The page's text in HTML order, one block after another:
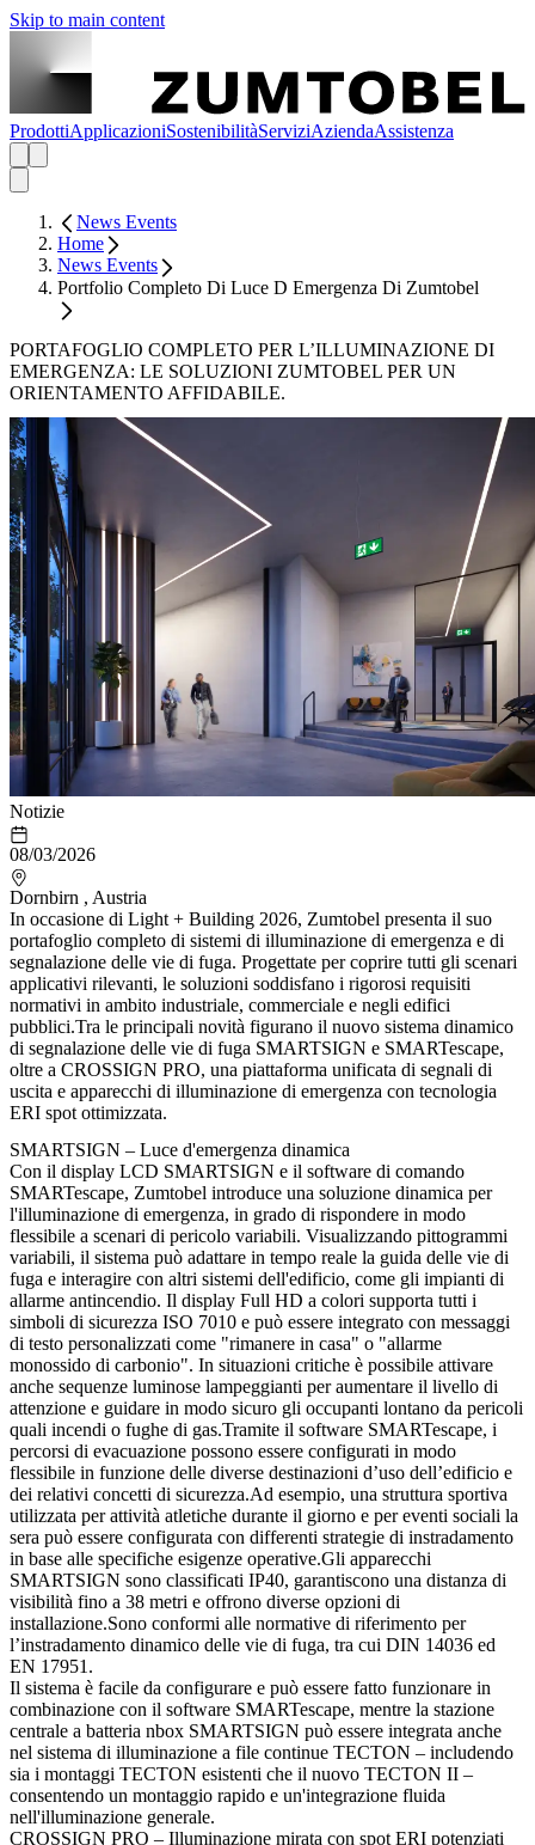
Skip to main content
ProdottiApplicazioniSostenibilitàServiziAziendaAssistenza
News Events
Home
News Events
Portfolio Completo Di Luce D Emergenza Di Zumtobel
PORTAFOGLIO COMPLETO PER L’ILLUMINAZIONE DI
EMERGENZA: LE SOLUZIONI ZUMTOBEL PER UN
ORIENTAMENTO AFFIDABILE.
Notizie
08/03/2026
Dornbirn , Austria
In occasione di Light + Building 2026, Zumtobel presenta il suo
portafoglio completo di sistemi di illuminazione di emergenza e di
segnalazione delle vie di fuga. Progettate per coprire tutti gli scenari
applicativi rilevanti, le soluzioni soddisfano i rigorosi requisiti
normativi in ambito industriale, commerciale e negli edifici
pubblici.Tra le principali novità figurano il nuovo sistema dinamico
di segnalazione delle vie di fuga SMARTSIGN e SMARTescape,
oltre a CROSSIGN PRO, una piattaforma unificata di segnali di
uscita e apparecchi di illuminazione di emergenza con tecnologia
ERI spot ottimizzata.
SMARTSIGN – Luce d'emergenza dinamica
Con il display LCD SMARTSIGN e il software di comando
SMARTescape, Zumtobel introduce una soluzione dinamica per
l'illuminazione di emergenza, in grado di rispondere in modo
flessibile a scenari di pericolo variabili. Visualizzando pittogrammi
variabili, il sistema può adattare in tempo reale la guida delle vie di
fuga e interagire con altri sistemi dell'edificio, come gli impianti di
allarme antincendio. Il display Full HD a colori supporta tutti i
simboli di sicurezza ISO 7010 e può essere integrato con messaggi
di testo personalizzati come "rimanere in casa" o "allarme
monossido di carbonio". In situazioni critiche è possibile attivare
anche sequenze luminose lampeggianti per aumentare il livello di
attenzione e guidare in modo sicuro gli occupanti lontano da pericoli
quali incendi o fughe di gas.Tramite il software SMARTescape, i
percorsi di evacuazione possono essere configurati in modo
flessibile in funzione delle diverse destinazioni d’uso dell’edificio e
dei relativi concetti di sicurezza.Ad esempio, una struttura sportiva
utilizzata per attività atletiche durante il giorno e per eventi sociali la
sera può essere configurata con differenti strategie di instradamento
in base alle specifiche esigenze operative.Gli apparecchi
SMARTSIGN sono classificati IP40, garantiscono una distanza di
visibilità fino a 38 metri e offrono diverse opzioni di
installazione.Sono conformi alle normative di riferimento per
l’instradamento dinamico delle vie di fuga, tra cui DIN 14036 ed
EN 17951.
Il sistema è facile da configurare e può essere fatto funzionare in
combinazione con il software SMARTescape, mentre la stazione
centrale a batteria nbox SMARTSIGN può essere integrata anche
nel sistema di illuminazione a file continue TECTON – includendo
sia i montaggi TECTON esistenti che il nuovo TECTON II –
consentendo un montaggio rapido e un'integrazione fluida
nell'illuminazione generale.
CROSSIGN PRO – Illuminazione mirata con spot ERI potenziati